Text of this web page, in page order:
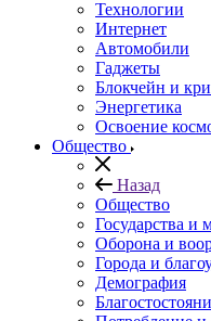
Технологии
Интернет
Автомобили
Гаджеты
Блокчейн и
Энергетика
Освоение
Общество
Назад
Общество
Государства
Оборона и
Города и
Демография